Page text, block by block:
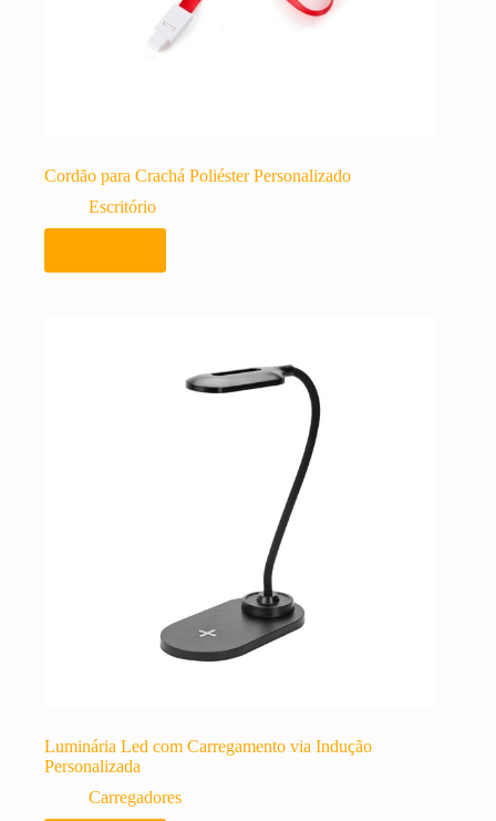
Cordão para Crachá Poliéster Personalizado
Escritório
Luminária Led com Carregamento via Indução
Personalizada
Carregadores